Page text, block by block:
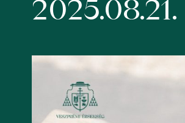
2025.08.21.